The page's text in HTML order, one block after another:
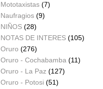
Mototaxistas (7)
Naufragios (9)
NIÑOS (28)
NOTAS DE INTERES (105)
Oruro (276)
Oruro - Cochabamba (11)
Oruro - La Paz (127)
Oruro - Potosi (51)